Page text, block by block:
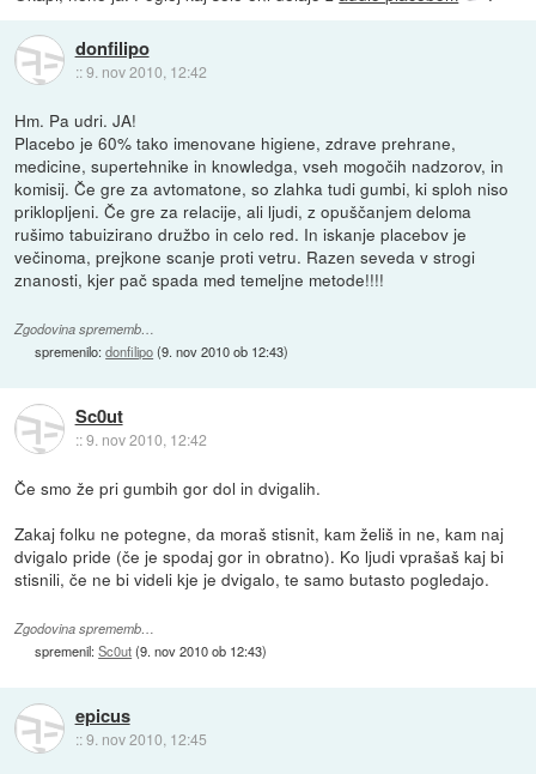
donfilipo
::9. nov 2010, 12:42
Hm. Pa udri. JA!
Placebo je 60% tako imenovane higiene, zdrave prehrane,
medicine, supertehnike in knowledga, vseh mogočih nadzorov, in
komisij. Če gre za avtomatone, so zlahka tudi gumbi, ki sploh niso
priklopljeni. Če gre za relacije, ali ljudi, z opuščanjem deloma
rušimo tabuizirano družbo in celo red. In iskanje placebov je
večinoma, prejkone scanje proti vetru. Razen seveda v strogi
znanosti, kjer pač spada med temeljne metode!!!!
Zgodovina sprememb…
spremenilo:donfilipo(9. nov 2010 ob 12:43)
Sc0ut
::9. nov 2010, 12:42
Če smo že pri gumbih gor dol in dvigalih.
Zakaj folku ne potegne, da moraš stisnit, kam želiš in ne, kam naj
dvigalo pride (če je spodaj gor in obratno). Ko ljudi vprašaš kaj bi
stisnili, če ne bi videli kje je dvigalo, te samo butasto pogledajo.
Zgodovina sprememb…
spremenil:Sc0ut(9. nov 2010 ob 12:43)
epicus
::9. nov 2010, 12:45